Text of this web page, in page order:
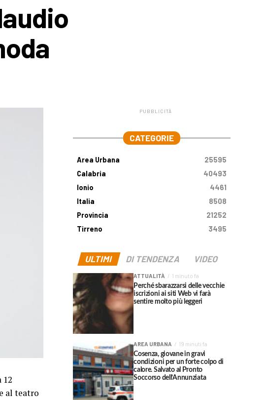
12
al teatro
PUBBLICITÀ
CATEGORIE
Area Urbana
25595
Calabria
40493
Ionio
4461
Italia
8508
Provincia
21252
Tirreno
3495
ULTIMI DI TENDENZA VIDEO
ATTUALITÀ 1 minuto fa
Perché sbarazzarsi delle vecchie
iscrizioni ai siti Web vi farà
sentire molto più leggeri
AREA URBANA 19 minuti fa
Cosenza, giovane in gravi
condizioni per un forte colpo di
calore. Salvato al Pronto
Soccorso dell’Annunziata